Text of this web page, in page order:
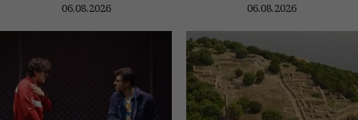
06.08.2026 06.08.2026